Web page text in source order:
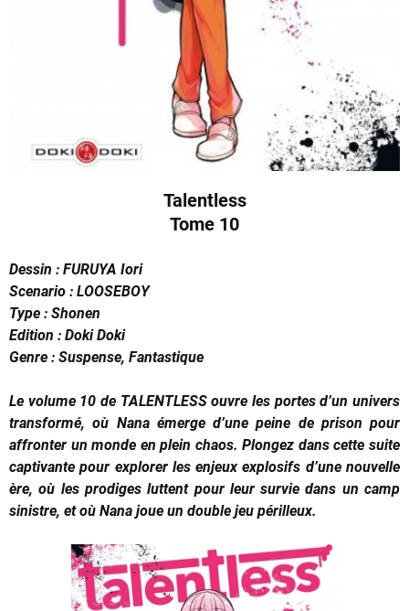
Talentless
Tome 10
Dessin : FURUYA Iori
Scenario : LOOSEBOY
Type : Shonen
Edition : Doki Doki
Genre : Suspense, Fantastique
Le volume 10 de TALENTLESS ouvre les portes d’un univers
transformé, où Nana émerge d’une peine de prison pour
affronter un monde en plein chaos. Plongez dans cette suite
captivante pour explorer les enjeux explosifs d’une nouvelle
ère, où les prodiges luttent pour leur survie dans un camp
sinistre, et où Nana joue un double jeu périlleux.